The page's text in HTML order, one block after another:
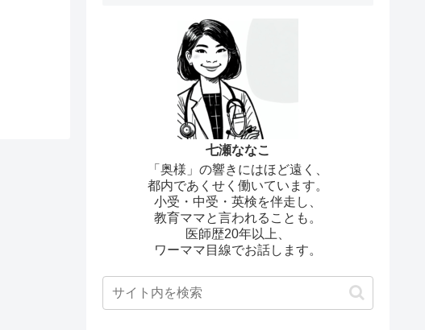
七瀬ななこ
「奥様」の響きにはほど遠く、
都内であくせく働いています。
小受・中受・英検を伴走し、
教育ママと言われることも。
医師歴20年以上、
ワーママ目線でお話します。